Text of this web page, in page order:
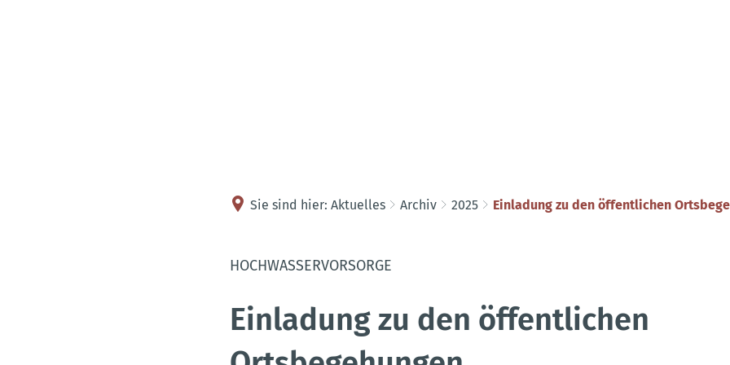
Sie sind hier: Aktuelles Archiv 2025 Einladung zu den öffentlichen
HOCHWASSERVORSORGE
Einladung zu den öffentlichen